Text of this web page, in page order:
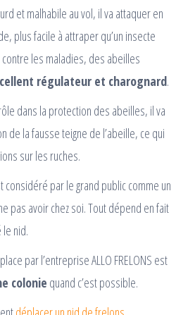
et malhabile au vol, il va attaquer en
plus facile à attraper qu’un insecte
les maladies, des abeilles
régulateur et charognard.
dans la protection des abeilles, il va
de la fausse teigne de l’abeille, ce qui
sur les ruches.
considéré par le grand public comme un
pas avoir chez soi. Tout dépend en fait
nid.
par l’entreprise ALLO FRELONS est
colonie quand c’est possible.